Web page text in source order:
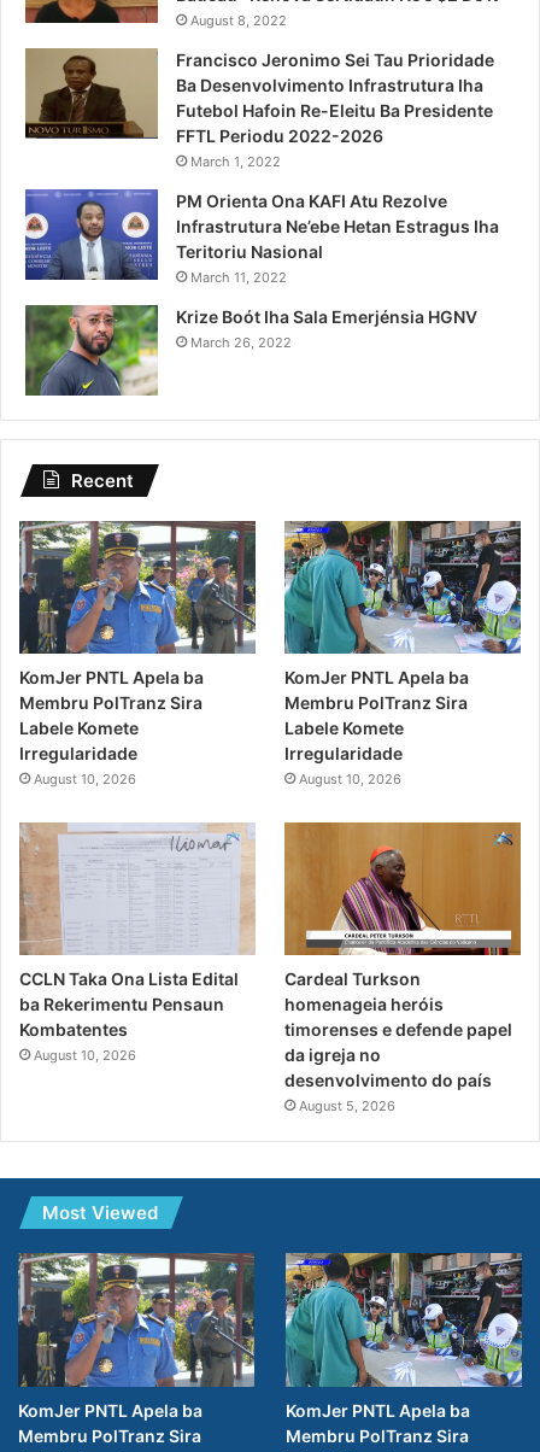
August 8, 2022
Francisco Jeronimo Sei Tau Prioridade
Ba Desenvolvimento Infrastrutura Iha
Futebol Hafoin Re-Eleitu Ba Presidente
FFTL Periodu 2022-2026
March 1, 2022
PM Orienta Ona KAFI Atu Rezolve
Infrastrutura Ne’ebe Hetan Estragus Iha
Teritoriu Nasional
March 11, 2022
Krize Boót Iha Sala Emerjénsia HGNV
March 26, 2022
Recent
KomJer PNTL Apela ba
Membru PolTranz Sira
Labele Komete
Irregularidade
August 10, 2026
KomJer PNTL Apela ba
Membru PolTranz Sira
Labele Komete
Irregularidade
August 10, 2026
CCLN Taka Ona Lista Edital
ba Rekerimentu Pensaun
Kombatentes
August 10, 2026
Cardeal Turkson
homenageia heróis
timorenses e defende papel
da igreja no
desenvolvimento do país
August 5, 2026
Most Viewed
KomJer PNTL Apela ba
Membru PolTranz Sira
KomJer PNTL Apela ba
Membru PolTranz Sira